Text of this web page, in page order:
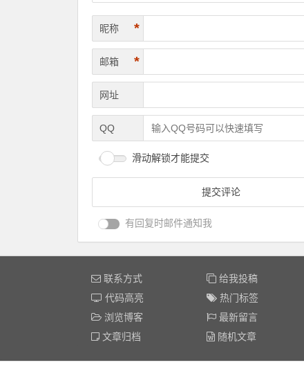
昵称 *
邮箱 *
网址
QQ
滑动解锁才能提交
有回复时邮件通知我
联系方式
给我投稿
代码高亮
热门标签
浏览博客
最新留言
文章归档
随机文章